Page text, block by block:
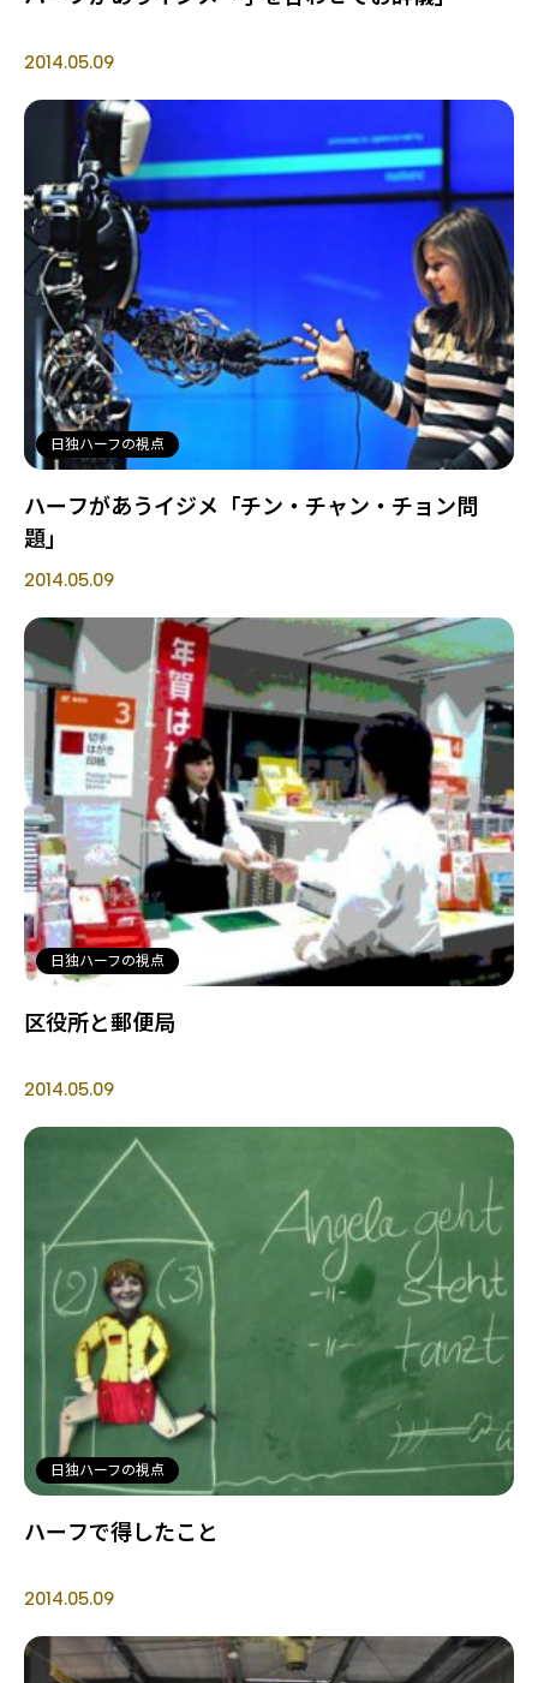
2014.05.09
日独ハーフの視点
ハーフがあうイジメ「チン・チャン・チョン問
題」
2014.05.09
日独ハーフの視点
区役所と郵便局
2014.05.09
日独ハーフの視点
ハーフで得したこと
2014.05.09